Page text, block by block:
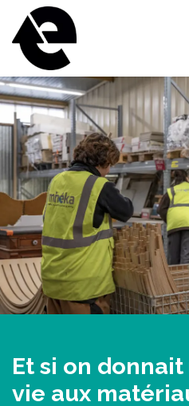
Et si on
vie aux